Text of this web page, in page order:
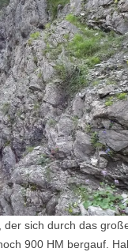
sich durch das
900 HM bergauf.